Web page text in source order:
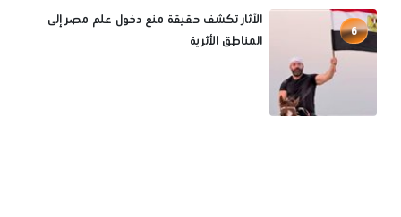
6
الآثار تكشف حقيقة منع دخول علم مصر إلى
المناطق الأثرية